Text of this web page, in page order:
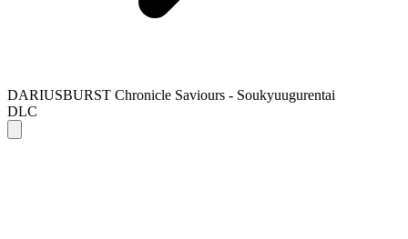
DARIUSBURST Chronicle Saviours - Soukyuugurentai
DLC